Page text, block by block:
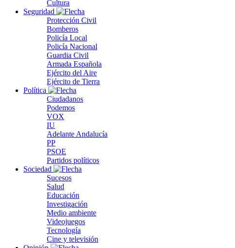
Cultura
Seguridad
Protección Civil
Bomberos
Policía Local
Policía Nacional
Guardia Civil
Armada Española
Ejército del Aire
Ejército de Tierra
Política
Ciudadanos
Podemos
VOX
IU
Adelante Andalucía
PP
PSOE
Partidos políticos
Sociedad
Sucesos
Salud
Educación
Investigación
Medio ambiente
Videojuegos
Tecnología
Cine y televisión